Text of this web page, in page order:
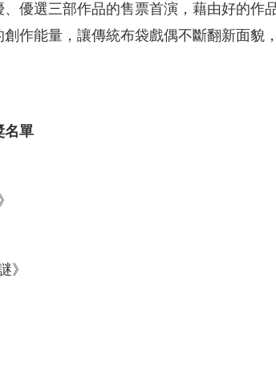
優選三部作品的售票首演，藉由好的作
作能量，讓傳統布袋戲偶不斷翻新面貌
名單
》